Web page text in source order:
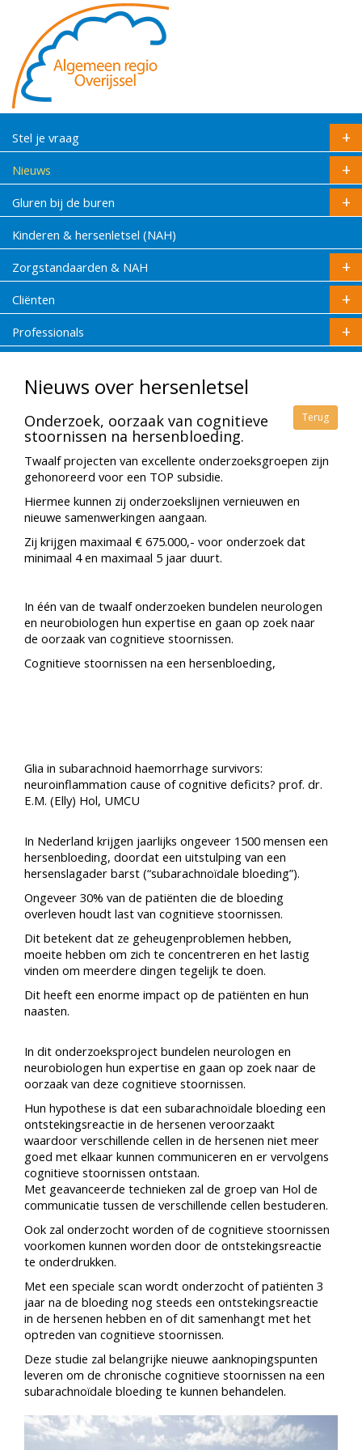
Stel je vraag
Nieuws
Gluren bij de buren
Kinderen & hersenletsel (NAH)
Zorgstandaarden & NAH
Cliënten
Professionals
Nieuws over hersenletsel
Terug
Onderzoek, oorzaak van cognitieve
stoornissen na hersenbloeding.
Twaalf projecten van excellente onderzoeksgroepen zijn
gehonoreerd voor een TOP subsidie.
Hiermee kunnen zij onderzoekslijnen vernieuwen en
nieuwe samenwerkingen aangaan.
Zij krijgen maximaal € 675.000,- voor onderzoek dat
minimaal 4 en maximaal 5 jaar duurt.
In één van de twaalf onderzoeken bundelen neurologen
en neurobiologen hun expertise en gaan op zoek naar
de oorzaak van cognitieve stoornissen.
Cognitieve stoornissen na een hersenbloeding,
Glia in subarachnoid haemorrhage survivors:
neuroinflammation cause of cognitive deficits? prof. dr.
E.M. (Elly) Hol, UMCU
In Nederland krijgen jaarlijks ongeveer 1500 mensen een
hersenbloeding, doordat een uitstulping van een
hersenslagader barst (“subarachnoïdale bloeding”).
Ongeveer 30% van de patiënten die de bloeding
overleven houdt last van cognitieve stoornissen.
Dit betekent dat ze geheugenproblemen hebben,
moeite hebben om zich te concentreren en het lastig
vinden om meerdere dingen tegelijk te doen.
Dit heeft een enorme impact op de patiënten en hun
naasten.
In dit onderzoeksproject bundelen neurologen en
neurobiologen hun expertise en gaan op zoek naar de
oorzaak van deze cognitieve stoornissen.
Hun hypothese is dat een subarachnoïdale bloeding een
ontstekingsreactie in de hersenen veroorzaakt
waardoor verschillende cellen in de hersenen niet meer
goed met elkaar kunnen communiceren en er vervolgens
cognitieve stoornissen ontstaan.
Met geavanceerde technieken zal de groep van Hol de
communicatie tussen de verschillende cellen bestuderen.
Ook zal onderzocht worden of de cognitieve stoornissen
voorkomen kunnen worden door de ontstekingsreactie
te onderdrukken.
Met een speciale scan wordt onderzocht of patiënten 3
jaar na de bloeding nog steeds een ontstekingsreactie
in de hersenen hebben en of dit samenhangt met het
optreden van cognitieve stoornissen.
Deze studie zal belangrijke nieuwe aanknopingspunten
leveren om de chronische cognitieve stoornissen na een
subarachnoïdale bloeding te kunnen behandelen.